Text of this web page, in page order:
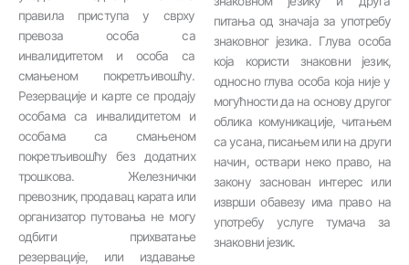
правила приступа у сврху
превоза особа са
инвалидитетом и особа са
смањеном покретљивошћу.
Резервације и карте се продају
особама са инвалидитетом и
особама са смањеном
покретљивошћу без додатних
трошкова. Железнички
превозник, продавац карата или
организатор путовања не могу
одбити прихватање
резервације, или издавање
питања од значаја за употребу
знаковног језика. Глува особа
која користи знаковни језик,
односно глува особа која није у
могућности да на основу другог
облика комуникације, читањем
са усана, писањем или на други
начин, оствари неко право, на
закону заснован интерес или
изврши обавезу има право на
употребу услуге тумача за
знаковни језик.